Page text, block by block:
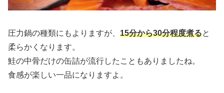
圧力鍋の種類にもよりますが、 15分から30分程度煮ると
柔らかくなります。
鮭の中骨だけの缶詰が流行したこともありましたね。
食感が楽しい一品になりますよ。